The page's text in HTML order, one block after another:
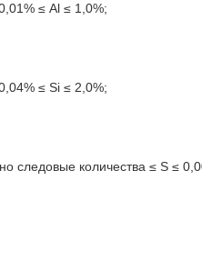
≤ Al ≤ 1,0%;
≤ Si ≤ 2,0%;
следовые количества ≤ S ≤